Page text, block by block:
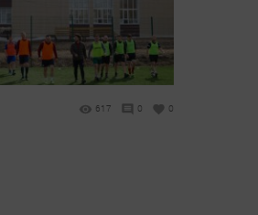
617 0 0